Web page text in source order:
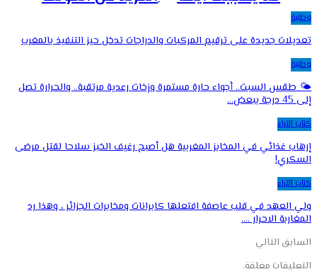
وطنية
تعديلات جديدة على ترقيم المركبات والدراجات تدخل حيز التنفيذ بالمغرب
وطنية
🌤️ طقس السبت.. أجواء حارة مستمرة وزخات رعدية مرتقبة.. والحرارة تصل
إلى 45 درجة ببعض…
كتاب الآراء
إرهاب غذائي في المخابز المغربية هل أصبح رغيف الخبز سلاحا لقتل مرضى
السكري!
كتاب الآراء
ولي العهد في قلب عاصفة افتعلها كابرانات ومخابرات الجزائر ، وهذا رد
المغاربة الاحرار .…
السابق التالي
التعليقات مغلقة.